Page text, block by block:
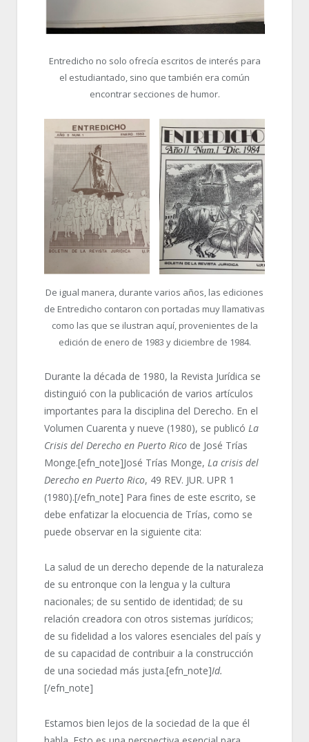
Entredicho no solo ofrecía escritos de interés para
el estudiantado, sino que también era común
encontrar secciones de humor.
De igual manera, durante varios años, las ediciones
de Entredicho contaron con portadas muy llamativas
como las que se ilustran aquí, provenientes de la
edición de enero de 1983 y diciembre de 1984.
Durante la década de 1980, la Revista Jurídica se
distinguió con la publicación de varios artículos
importantes para la disciplina del Derecho. En el
Volumen Cuarenta y nueve (1980), se publicó La
Crisis del Derecho en Puerto Rico de José Trías
Monge.[efn_note]José Trías Monge, La crisis del
Derecho en Puerto Rico, 49 REV. JUR. UPR 1
(1980).[/efn_note] Para fines de este escrito, se
debe enfatizar la elocuencia de Trías, como se
puede observar en la siguiente cita:
La salud de un derecho depende de la naturaleza
de su entronque con la lengua y la cultura
nacionales; de su sentido de identidad; de su
relación creadora con otros sistemas jurídicos;
de su fidelidad a los valores esenciales del país y
de su capacidad de contribuir a la construcción
de una sociedad más justa.[efn_note]Id.
[/efn_note]
Estamos bien lejos de la sociedad de la que él